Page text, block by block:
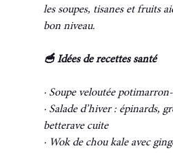
les soupes, tisanes et fruits
bon niveau.
🥣 Idées de recettes santé
· Soupe veloutée
· Salade d’hiver : épinards,
betterave cuite
· Wok de chou kale avec